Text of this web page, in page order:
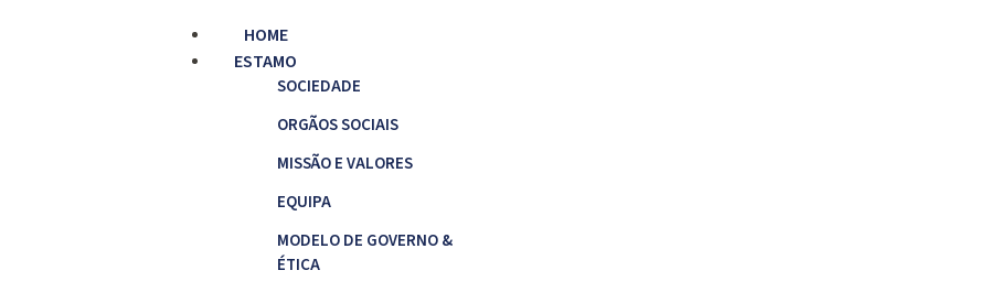
HOME
ESTAMO
SOCIEDADE
ORGÃOS SOCIAIS
MISSÃO E VALORES
EQUIPA
MODELO DE GOVERNO &
ÉTICA